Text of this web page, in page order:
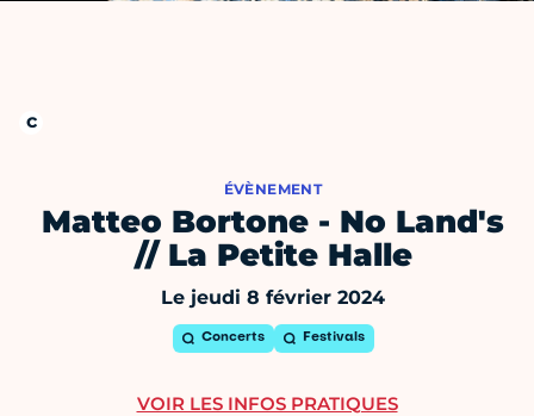
ÉVÈNEMENT
Matteo Bortone - No Land's
// La Petite Halle
Le jeudi 8 février 2024
Concerts Festivals
VOIR LES INFOS PRATIQUES